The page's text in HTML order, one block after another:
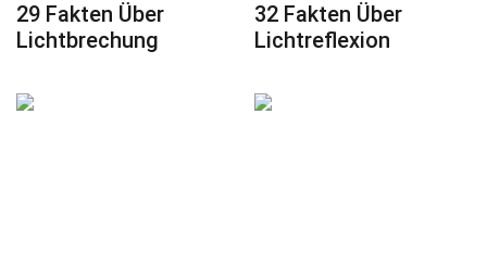
29 Fakten Über
Lichtbrechung
32 Fakten Über
Lichtreflexion